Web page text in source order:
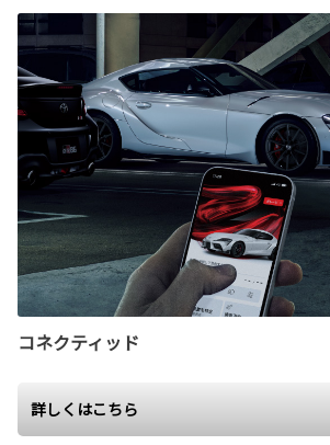
コネクティッド
詳しくはこちら